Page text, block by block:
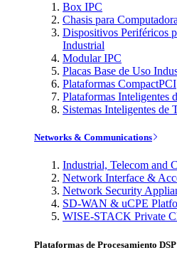
Box IPC
Chasis para
Dispositivos Periféricos
Industrial
Modular IPC
Placas Base de Uso
Plataformas CompactPCI
Plataformas Inteligentes
Sistemas Inteligentes de
Networks & Communications
Industrial, Telecom and
Network Interface &
Network Security
SD-WAN & uCPE
WISE-STACK Private
Plataformas de Procesamiento DSP